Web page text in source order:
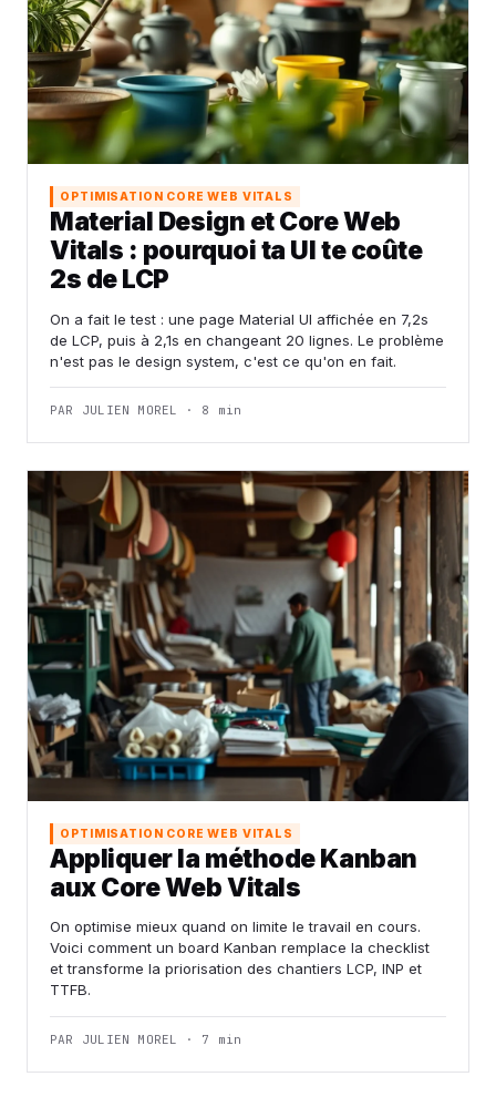
OPTIMISATION CORE WEB VITALS
Material Design et Core Web
Vitals : pourquoi ta UI te coûte
2s de LCP
On a fait le test : une page Material UI affichée en 7,2s
de LCP, puis à 2,1s en changeant 20 lignes. Le problème
n'est pas le design system, c'est ce qu'on en fait.
PAR JULIEN MOREL · 8 min
OPTIMISATION CORE WEB VITALS
Appliquer la méthode Kanban
aux Core Web Vitals
On optimise mieux quand on limite le travail en cours.
Voici comment un board Kanban remplace la checklist
et transforme la priorisation des chantiers LCP, INP et
TTFB.
PAR JULIEN MOREL · 7 min